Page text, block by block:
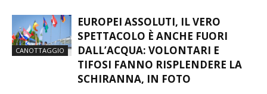
CANOTTAGGIO
EUROPEI ASSOLUTI, IL VERO
SPETTACOLO È ANCHE FUORI
DALL’ACQUA: VOLONTARI E
TIFOSI FANNO RISPLENDERE LA
SCHIRANNA, IN FOTO